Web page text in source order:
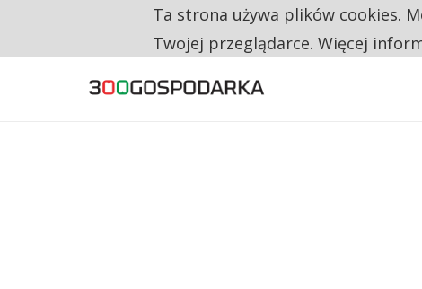
CO TRZECIĄ ZŁOTÓWKĘ Z EMERYTURY
Ta strona używa plików cookies.
Twojej przeglądarce. Więcej